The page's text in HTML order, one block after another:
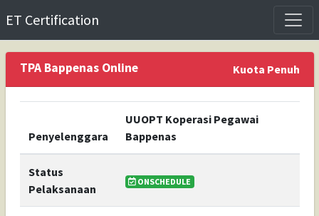
ET Certification
TPA Bappenas Online Kuota Penuh
Penyelenggara
UUOPT Koperasi Pegawai
Bappenas
Status
Pelaksanaan
ONSCHEDULE